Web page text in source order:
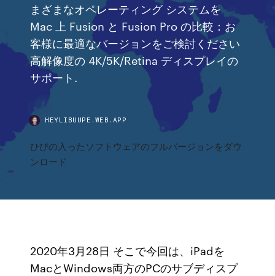
まざまなオペレーティング システムを
Mac 上 Fusion と Fusion Pro の比較：お
客様に最適なバージョンをご検討ください
高解像度の 4K/5K/Retina ディスプレイの
サポート.
HEYLIBUUPE.WEB.APP
ひびの入ったソフトウェアのフルバージョンをダウ
ンロード
2020年3月28日 そこで今回は、iPadを
MacとWindows両方のPCのサブディスプ